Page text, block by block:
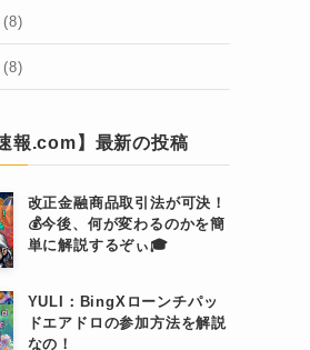
(8)
(8)
報.com】最新の投稿
改正金融商品取引法が可決！
💰今後、何が変わるのかを簡
単に解説するぞぃ🎓
YULI：BingXローンチパッ
ドエアドロの参加方法を解説
なの！